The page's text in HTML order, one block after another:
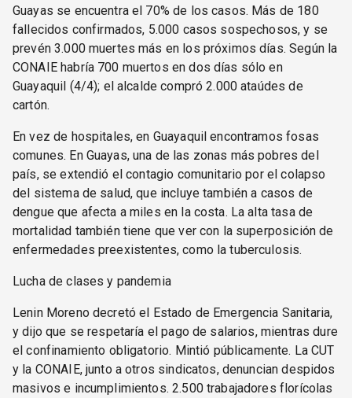
Guayas se encuentra el 70% de los casos. Más de 180
fallecidos confirmados, 5.000 casos sospechosos, y se
prevén 3.000 muertes más en los próximos días. Según la
CONAIE habría 700 muertos en dos días sólo en
Guayaquil (4/4); el alcalde compró 2.000 ataúdes de
cartón.
En vez de hospitales, en Guayaquil encontramos fosas
comunes. En Guayas, una de las zonas más pobres del
país, se extendió el contagio comunitario por el colapso
del sistema de salud, que incluye también a casos de
dengue que afecta a miles en la costa. La alta tasa de
mortalidad también tiene que ver con la superposición de
enfermedades preexistentes, como la tuberculosis.
Lucha de clases y pandemia
Lenin Moreno decretó el Estado de Emergencia Sanitaria,
y dijo que se respetaría el pago de salarios, mientras dure
el confinamiento obligatorio. Mintió públicamente. La CUT
y la CONAIE, junto a otros sindicatos, denuncian despidos
masivos e incumplimientos. 2.500 trabajadores florícolas